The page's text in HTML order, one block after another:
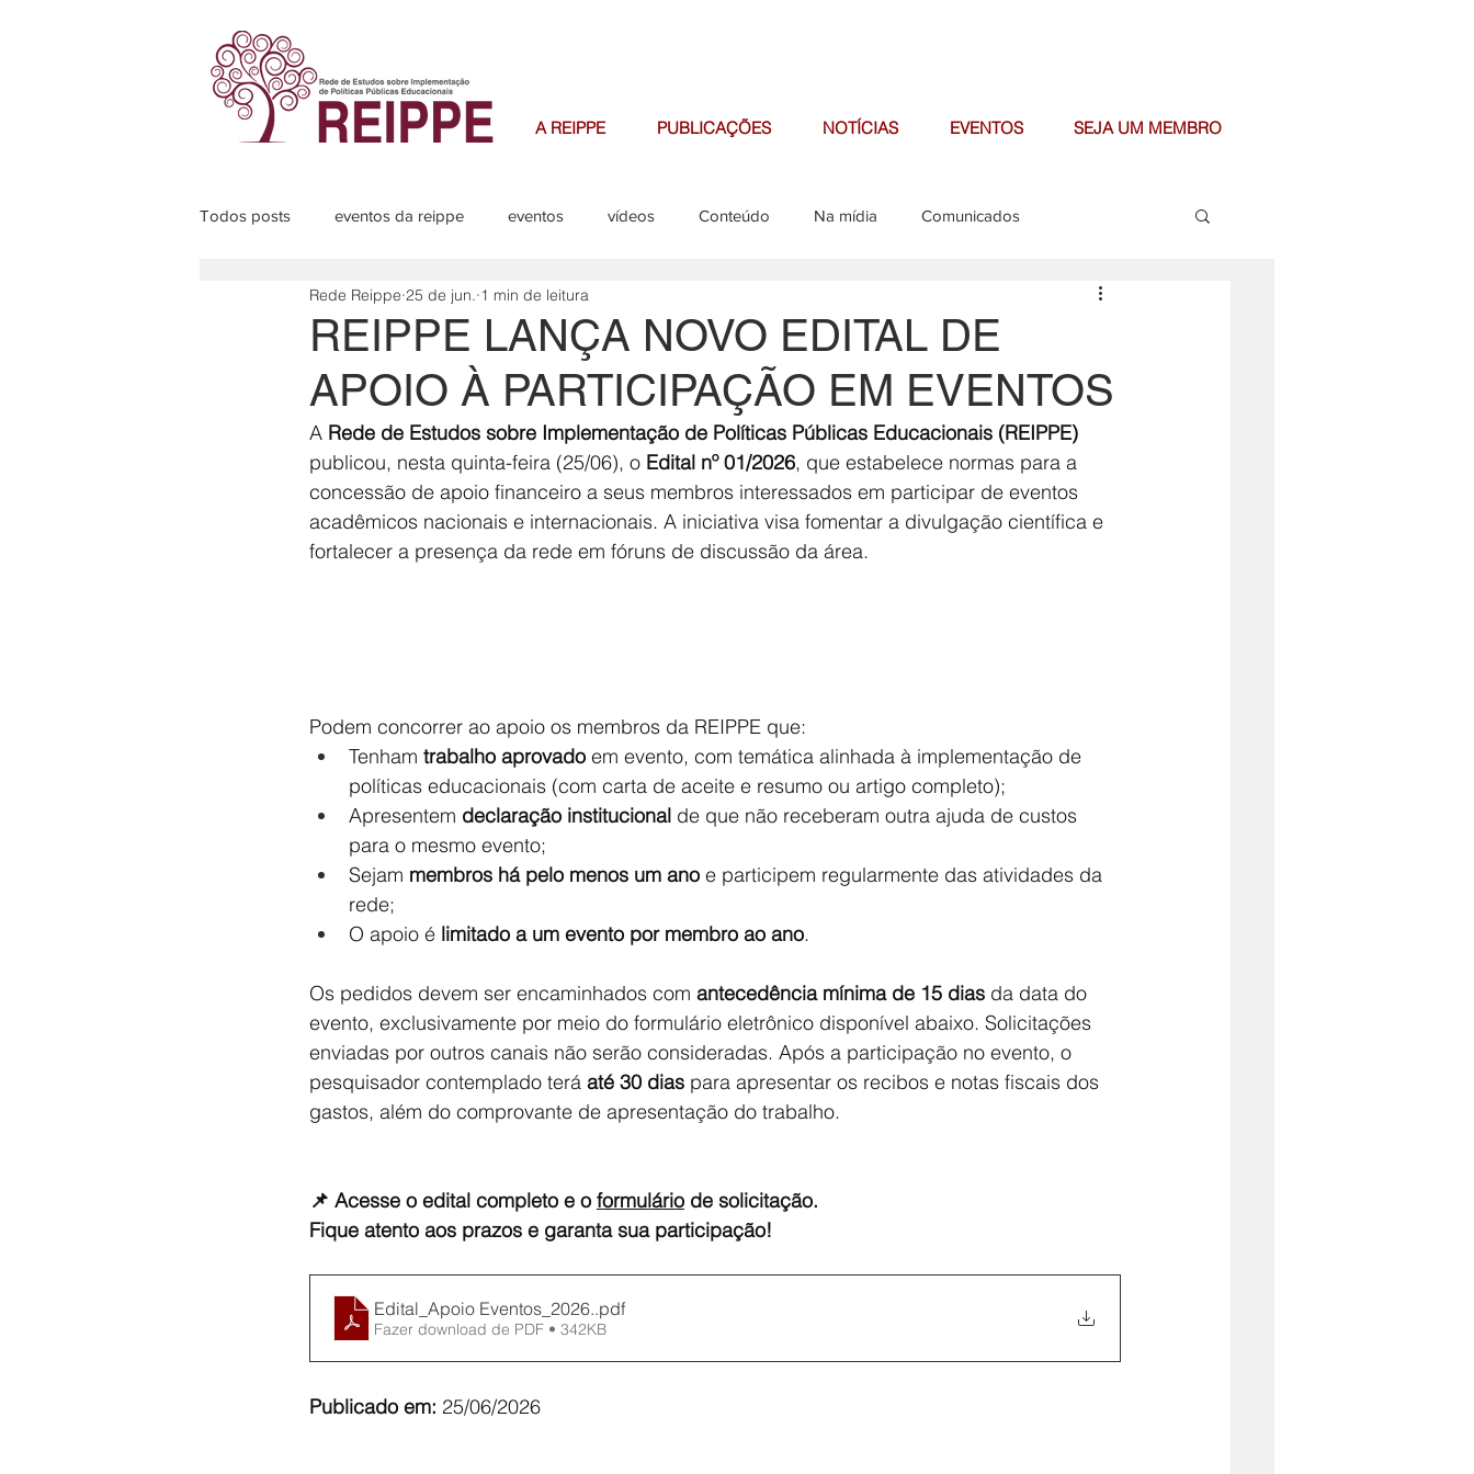
A REIPPE PUBLICAÇÕES NOTÍCIAS EVENTOS SEJA UM MEMBRO
Todos posts eventos da reippe eventos vídeos Conteúdo Na mídia Comunicados
Programas de pesquisa Submissões
REIPPE LANÇA NOVO EDITAL DE
APOIO À PARTICIPAÇÃO EM EVENTOS
Rede Reippe 25 de jun. 1 min de leitura
A Rede de Estudos sobre Implementação de Políticas Públicas Educacionais (REIPPE)
publicou, nesta quinta-feira (25/06), o Edital nº 01/2026, que estabelece normas para a
concessão de apoio financeiro a seus membros interessados em participar de eventos
acadêmicos nacionais e internacionais. A iniciativa visa fomentar a divulgação científica e
fortalecer a presença da rede em fóruns de discussão da área.
Podem concorrer ao apoio os membros da REIPPE que:
Tenham trabalho aprovado em evento, com temática alinhada à implementação de
políticas educacionais (com carta de aceite e resumo ou artigo completo);
Apresentem declaração institucional de que não receberam outra ajuda de custos
para o mesmo evento;
Sejam membros há pelo menos um ano e participem regularmente das atividades da
rede;
O apoio é limitado a um evento por membro ao ano.
Os pedidos devem ser encaminhados com antecedência mínima de 15 dias da data do
evento, exclusivamente por meio do formulário eletrônico disponível abaixo. Solicitações
enviadas por outros canais não serão consideradas. Após a participação no evento, o
pesquisador contemplado terá até 30 dias para apresentar os recibos e notas fiscais dos
gastos, além do comprovante de apresentação do trabalho.
📌 Acesse o edital completo e o formulário de solicitação.
Fique atento aos prazos e garanta sua participação!
Edital_Apoio Eventos_2026..pdf
Fazer download de PDF • 342KB
Publicado em: 25/06/2026